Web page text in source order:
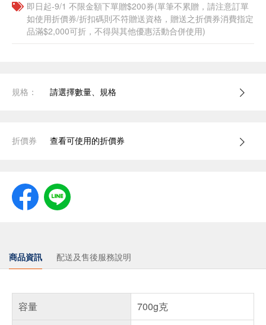
即日起-9/1 不限金額下單贈$200券(單筆不累贈，請注意訂單
如使用折價券/折扣碼則不符贈送資格，贈送之折價券消費指定
品滿$2,000可折，不得與其他優惠活動合併使用)
規格： 請選擇數量、規格
折價券 查看可使用的折價券
商品資訊 配送及售後服務說明
容量
700g克